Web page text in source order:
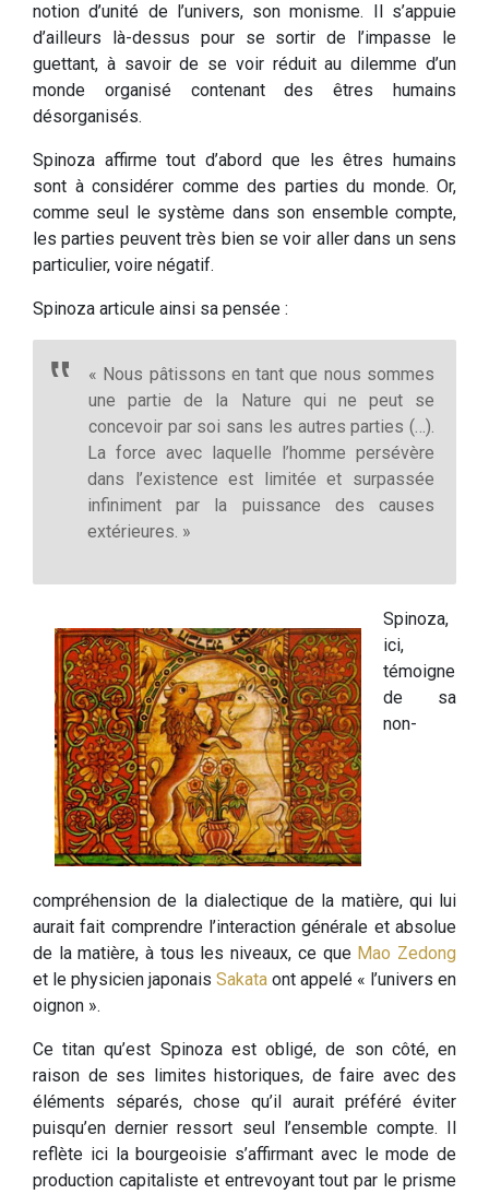
notion d’unité de l’univers, son monisme. Il s’appuie
d’ailleurs là-dessus pour se sortir de l’impasse le
guettant, à savoir de se voir réduit au dilemme d’un
monde organisé contenant des êtres humains
désorganisés.
Spinoza affirme tout d’abord que les êtres humains
sont à considérer comme des parties du monde. Or,
comme seul le système dans son ensemble compte,
les parties peuvent très bien se voir aller dans un sens
particulier, voire négatif.
Spinoza articule ainsi sa pensée :
« Nous pâtissons en tant que nous sommes
une partie de la Nature qui ne peut se
concevoir par soi sans les autres parties (…).
La force avec laquelle l’homme persévère
dans l’existence est limitée et surpassée
infiniment par la puissance des causes
extérieures. »
Spinoza,
ici,
témoigne
de sa
non-
compréhension de la dialectique de la matière, qui lui
aurait fait comprendre l’interaction générale et absolue
de la matière, à tous les niveaux, ce que Mao Zedong
et le physicien japonais Sakata ont appelé « l’univers en
oignon ».
Ce titan qu’est Spinoza est obligé, de son côté, en
raison de ses limites historiques, de faire avec des
éléments séparés, chose qu’il aurait préféré éviter
puisqu’en dernier ressort seul l’ensemble compte. Il
reflète ici la bourgeoisie s’affirmant avec le mode de
production capitaliste et entrevoyant tout par le prisme